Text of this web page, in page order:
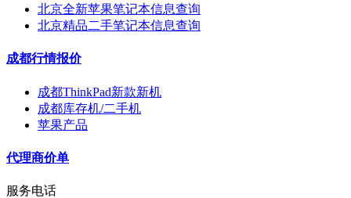
北京全新苹果笔记本信息查询
北京精品二手笔记本信息查询
成都行情报价
成都ThinkPad新款新机
成都库存机/二手机
苹果产品
代理商价单
服务电话